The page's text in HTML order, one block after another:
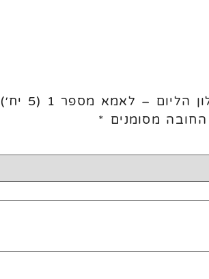
– לאמא מספר 1 (5 יח׳)”
מסומנים *